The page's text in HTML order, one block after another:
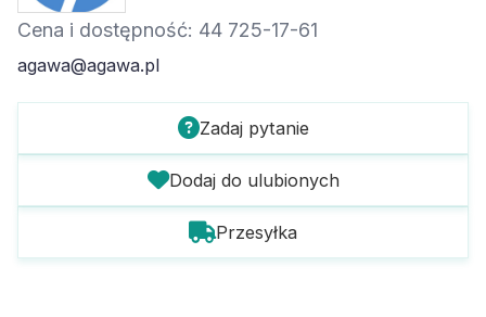
Cena i dostępność: 44 725-17-61
agawa@agawa.pl
Zadaj pytanie
Dodaj do ulubionych
Przesyłka